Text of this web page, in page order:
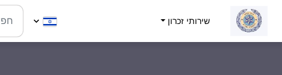
שירותי זכרון